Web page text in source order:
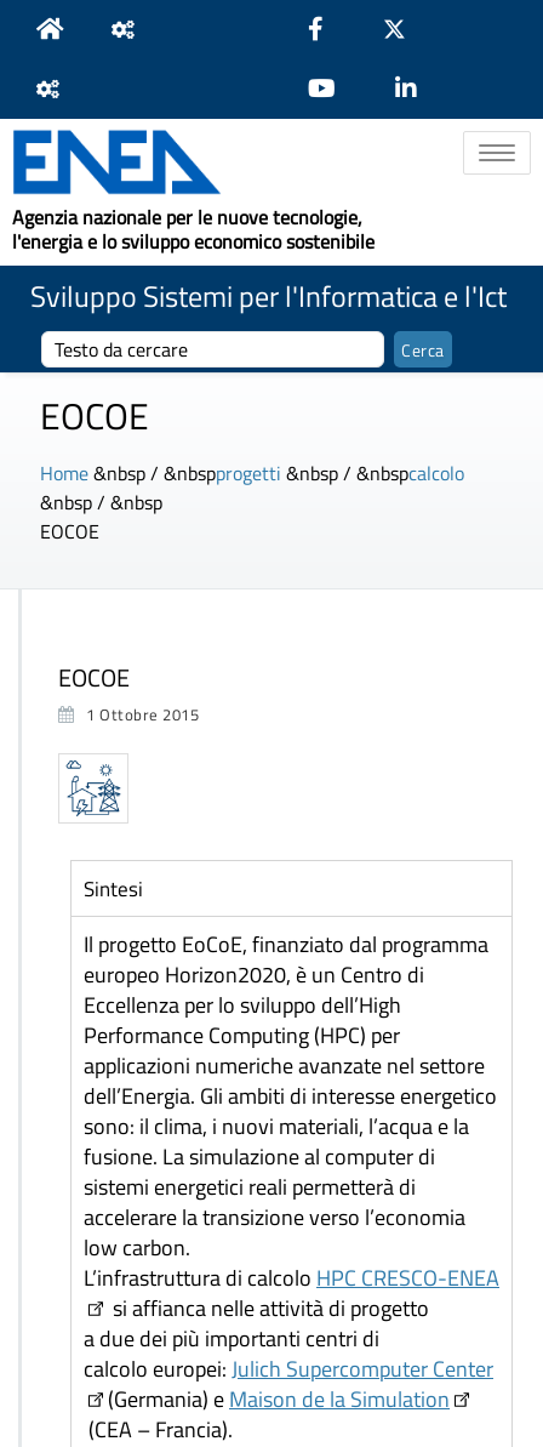
Toggle
Agenzia nazionale per le nuove tecnologie,
l'energia e lo sviluppo economico sostenibile
Sviluppo Sistemi per l'Informatica e l'Ict
EOCOE
Home&nbsp / &nbspprogetti &nbsp / &nbspcalcolo
&nbsp / &nbsp
EOCOE
EOCOE
1 Ottobre 2015
Sintesi
Il progetto EoCoE, finanziato dal programma
europeo Horizon2020, è un Centro di
Eccellenza per lo sviluppo dell’High
Performance Computing (HPC) per
applicazioni numeriche avanzate nel settore
dell’Energia. Gli ambiti di interesse energetico
sono: il clima, i nuovi materiali, l’acqua e la
fusione. La simulazione al computer di
sistemi energetici reali permetterà di
accelerare la transizione verso l’economia
low carbon.
L’infrastruttura di calcolo HPC CRESCO-ENEA
si affianca nelle attività di progetto
a due dei più importanti centri di
calcolo europei:Julich Supercomputer Center
(Germania) eMaison de la Simulation
(CEA – Francia).